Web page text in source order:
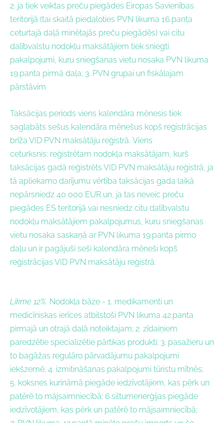
2. ja tiek veiktas preču piegādes Eiropas Savienības
teritorijā (tai skaitā piedaloties PVN likuma 16.panta
ceturtajā daļā minētajās preču piegādēs) vai citu
dalībvalstu nodokļu maksātājiem tiek sniegti
pakalpojumi, kuru sniegšanas vietu nosaka PVN likuma
19.panta pirmā daļa; 3. PVN grupai un fiskālajam
pārstāvim
Taksācijas periods viens kalendāra mēnesis tiek
saglabāts sešus kalendāra mēnešus kopš reģistrācijas
brīža VID PVN maksātāju reģistrā. Viens
ceturksnis: reģistrētam nodokļa maksātājam, kurš
taksācijas gadā reģistrēts VID PVN maksātāju reģistrā, ja
tā apliekamo darījumu vērtība taksācijas gada laikā
nepārsniedz 40 000 EUR un, ja tas neveic preču
piegādes ES teritorijā vai nesniedz citu dalībvalstu
nodokļu maksātājiem pakalpojumus, kuru sniegšanas
vietu nosaka saskaņā ar PVN likuma 19.panta pirmo
daļu un ir pagājuši seši kalendāra mēneši kopš
reģistrācijas VID PVN maksātāju reģistrā.
Likme 12%. Nodokļa bāze - 1. medikamenti un
medicīniskas ierīces atbilstoši PVN likuma 42.panta
pirmajā un otrajā daļā noteiktajam; 2. zīdaiņiem
paredzētie specializētie pārtikas produkti; 3. pasažieru un
to bagāžas regulāro pārvadājumu pakalpojumi
iekšzemē; 4. izmitināšanas pakalpojumi tūristu mītnēs;
5. koksnes kurināmā piegāde iedzīvotājiem, kas pērk un
patērē to mājsaimniecībā; 6.siltumenerģijas piegāde
iedzīvotājiem, kas pērk un patērē to mājsaimniecībā;